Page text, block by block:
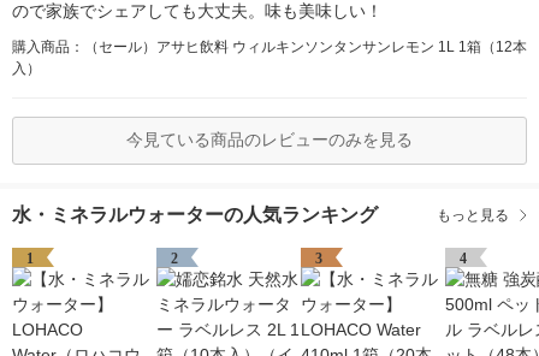
ので家族でシェアしても大丈夫。味も美味しい！
購入商品：（セール）アサヒ飲料 ウィルキンソンタンサンレモン 1L 1箱（12本
入）
今見ている商品のレビューのみを見る
水・ミネラルウォーターの人気ランキング もっと見る
1 2 3 4